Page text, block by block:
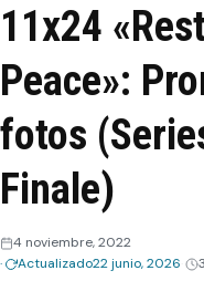
Streaming
Recomendaciones
Webisodios
11x24
Peace»:
fotos
Finale)
4 noviembre, 2022
Actualizado22 junio, 2026